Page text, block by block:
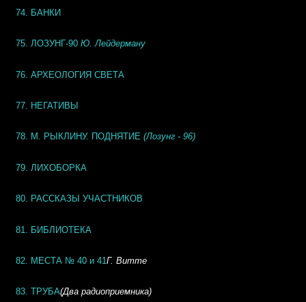
74. БАНКИ
75. ЛОЗУНГ-90 Ю. Лейдерману
76. АРХЕОЛОГИЯ СВЕТА
77. НЕГАТИВЫ
78. М. РЫКЛИНУ. ПОДНЯТИЕ (Лозунг - 96)
79. ЛИХОБОРКА
80. РАССКАЗЫ УЧАСТНИКОВ
81. БИБЛИОТЕКА
82. МЕСТА № 40 и 41 Г. Витте
83. ТРУБА(Два радиоприемника)